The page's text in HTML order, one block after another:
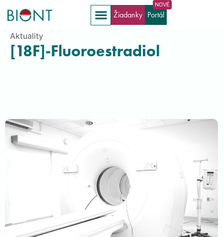
Žiadanky Portál
Aktuality
[18F]-Fluoroestradiol